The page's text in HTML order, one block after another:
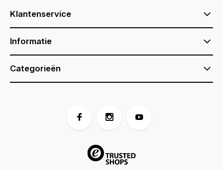
Klantenservice
Informatie
Categorieën